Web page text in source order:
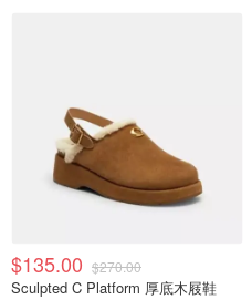
$135.00 $270.00
Sculpted C Platform 厚底木屐鞋